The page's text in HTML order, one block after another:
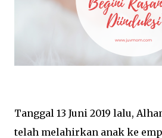
Tanggal 13 Juni 2019 lalu,
telah melahirkan anak ke